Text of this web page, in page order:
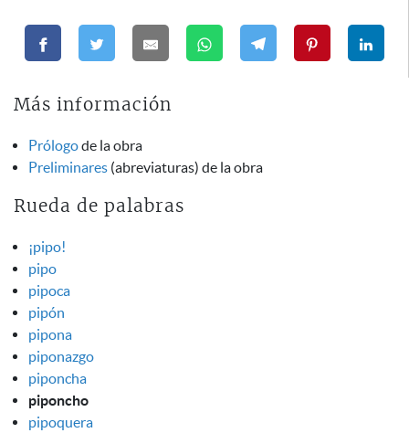
Más información
Prólogode la obra
Preliminares (abreviaturas) de la obra
Rueda de palabras
¡pipo!
pipo
pipoca
pipón
pipona
piponazgo
piponcha
piponcho
pipoquera